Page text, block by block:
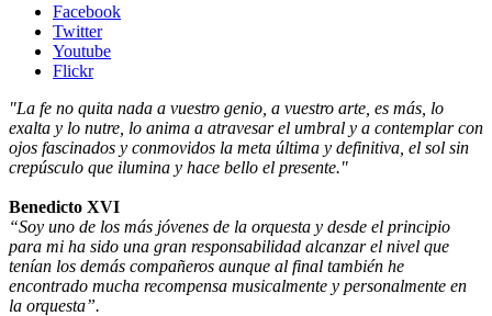
Facebook
Twitter
Youtube
Flickr
"La fe no quita nada a vuestro genio, a vuestro arte, es más, lo
exalta y lo nutre, lo anima a atravesar el umbral y a contemplar con
ojos fascinados y conmovidos la meta última y definitiva, el sol sin
crepúsculo que ilumina y hace bello el presente."
Benedicto XVI
“Soy uno de los más jóvenes de la orquesta y desde el principio
para mi ha sido una gran responsabilidad alcanzar el nivel que
tenían los demás compañeros aunque al final también he
encontrado mucha recompensa musicalmente y personalmente en
la orquesta”.